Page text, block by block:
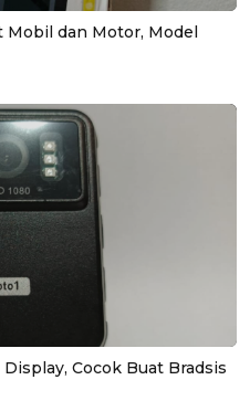
Mobil dan Motor, Model
Cocok Buat Bradsis